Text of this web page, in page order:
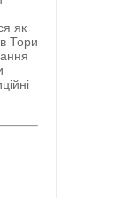
як
Тори